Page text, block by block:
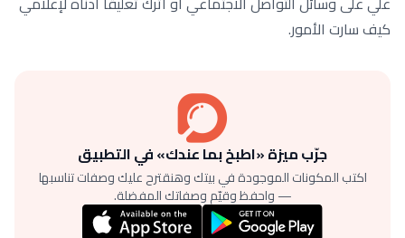
كيف سارت الأمور.
جرّب ميزة «اطبخ بما عندك» في التطبيق
اكتب المكونات الموجودة في بيتك وهنقترح عليك وصفات تناسبها
— واحفظ وقيّم وصفاتك المفضلة.